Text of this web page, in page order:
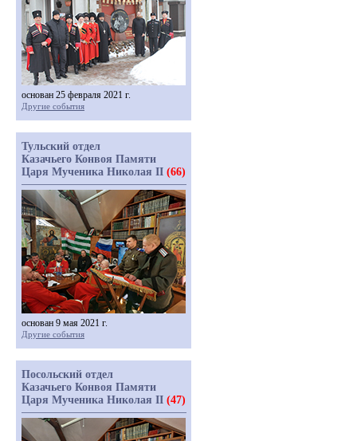
основан 25 февраля 2021 г.
Другие события
Тульский отдел
Казачьего Конвоя Памяти
Царя Мученика Николая II (66)
основан 9 мая 2021 г.
Другие события
Посольский отдел
Казачьего Конвоя Памяти
Царя Мученика Николая II (47)